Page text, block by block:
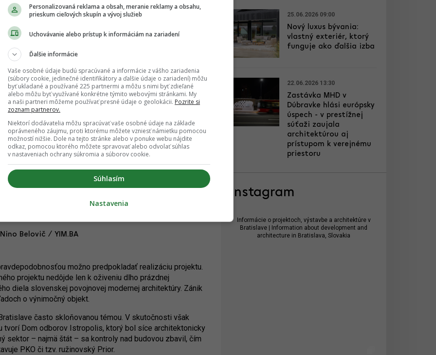
kancelársky objekt, v rámci ktorého Ministerstvo obrany
o jeho nové sídlo, do ktorého sa nasťahujú
budovy bude 750 zamestnancov. Na najvyšších
vedenie rezortu.
služby. Súčasťou parteru budú vstupné priestory,
a recepcia. Interiér bude možné flexibilne využívať aj na
školenia. V celom objekte bude kontrolovaný vstup na
jednotlivé zložky.
súťaže na zhotoviteľa stavby v januári 2025. Následne sa
dokončenie prác sa očakáva v marci 2026, čo je dané
momente už prebiehajú prípravné búracie práce,
miliónov eur. Prípravné práce majú stáť ďalších 1,5 milióna.
ktorý dospel k záveru, že nepôjde o najefektívnejšiu
relatívne mohutnej stavby.
Belovič / YIM.BA
možno predpokladať realizáciu projektu.
projektu nedôjde len k oživeniu dlho prázdnej
diela slovenskej povojnovej modernej architektúry. Zánik
o výnimočný objekt.
často skloňovanou témou. V skutočnosti však
tvorí Dom odborov Istropolis, ktorý bol síce architektonicky
sektor – najmä štát – sa kontroly nad budovou zbavil, čím
PKO či tzv. ružinovský Prior.
25.06.2026 09:00
Nový luxus bývania:
vlastný exteriér, ktorý
funguje ako ďalšia izba
22.06.2026 13:30
Zastávka MHD v
Dúbravke hlási európsky
úspech - v prestížnej
súťaži zaujala
architektúrou aj
prístupom k verejnému
priestoru
Instagram
Informácie o projektoch, výstavbe a architektúre v
Bratislave | Information about development and
architecture in Bratislava, Slovakia
Personalizovaná reklama a obsah, meranie reklamy a obsahu,
prieskum cieľových skupín a vývoj služieb
Uchovávanie alebo prístup k informáciám na zariadení
Ďalšie informácie
Vaše osobné údaje budú spracúvané a informácie z vášho zariadenia
(súbory cookie, jedinečné identifikátory a ďalšie údaje o zariadení) môžu
byť ukladané a používané 225 partnermi a môžu s nimi byť zdieľané
alebo môžu byť využívané konkrétne týmito webovými stránkami. My
a naši partneri môžeme používať presné údaje o geolokácii. Pozrite si
zoznam partnerov.
Niektorí dodávatelia môžu spracúvať vaše osobné údaje na základe
oprávneného záujmu, proti ktorému môžete vzniesť námietku pomocou
možností nižšie. Dole na tejto stránke alebo v ponuke webu nájdite
odkaz, pomocou ktorého môžete spravovať alebo odvolať súhlas
v nastaveniach ochrany súkromia a súborov cookie.
Súhlasím
Nastavenia